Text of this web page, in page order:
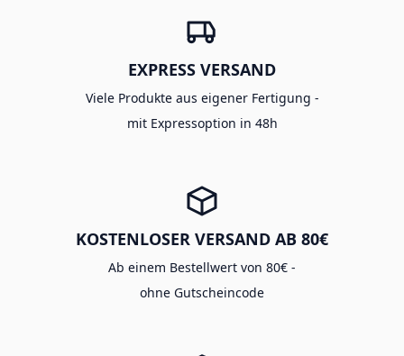
EXPRESS VERSAND
Viele Produkte aus eigener Fertigung -
mit Expressoption in 48h
KOSTENLOSER VERSAND AB 80€
Ab einem Bestellwert von 80€ -
ohne Gutscheincode